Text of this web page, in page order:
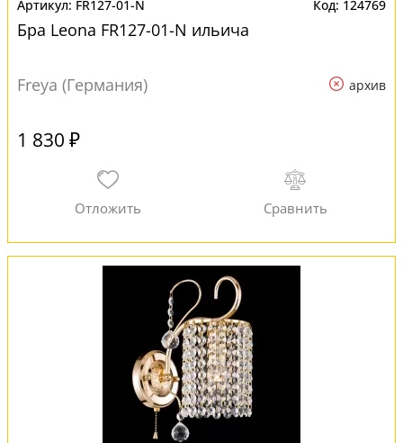
FR127-01-N 124769
Бра Leona FR127-01-N ильича
Freya (Германия) архив
1 830 ₽